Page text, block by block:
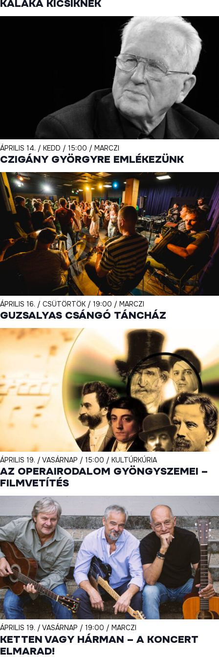
KALÁKA KICSIKNEK
ÁPRILIS 14. / KEDD / 15:00 / MARCZI
CZIGÁNY GYÖRGYRE EMLÉKEZÜNK
ÁPRILIS 16. / CSÜTÖRTÖK / 19:00 / MARCZI
GUZSALYAS CSÁNGÓ TÁNCHÁZ
ÁPRILIS 19. / VASÁRNAP / 15:00 / KULTÚRKÚRIA
AZ OPERAIRODALOM GYÖNGYSZEMEI –
FILMVETÍTÉS
ÁPRILIS 19. / VASÁRNAP / 19:00 / MARCZI
KETTEN VAGY HÁRMAN – A KONCERT
ELMARAD!